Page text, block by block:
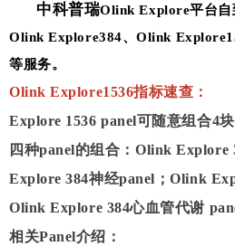
中科普瑞Olink Explore平台自
Olink Explore384、Olink
等服务。
Olink Explore1536指标速查：
Explore 1536 panel可随意组合4
四种panel的组合：Olink Explore
Explore 384神经panel；Olink
Olink Explore 384心血管代谢
相关Panel介绍：